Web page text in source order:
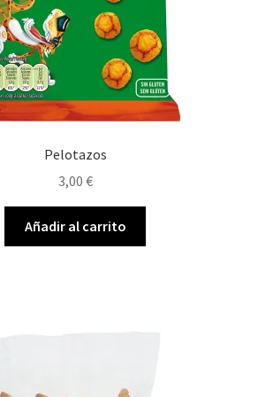
Pelotazos
3,00 €
Añadir al carrito